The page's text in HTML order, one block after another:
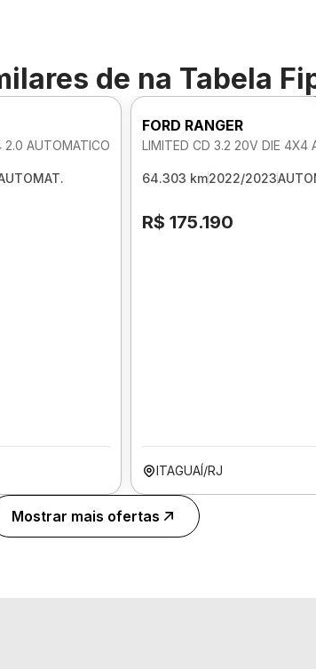
de na Tabela
2.0 AUTOMATICO
FORD RANGER
LIMITED CD 3.2 20V DIE 4X4
64.303 km2022/2023
R$ 175.190
ITAGUAÍ/RJ
Mostrar mais ofertas